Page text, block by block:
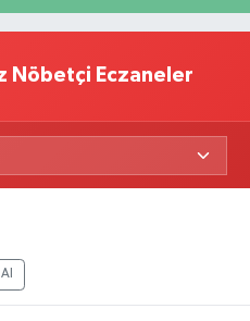
Nöbetçi Eczaneler